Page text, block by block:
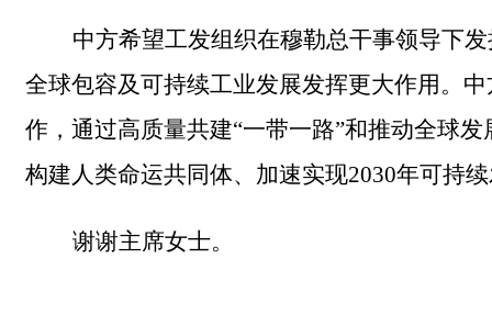
中方希望工发组织在穆勒总干事领导下
全球包容及可持续工业发展发挥更大作用。
作， 通过高质量共建“一带一路”和推动全球发
构建人类命运共同体、 加速实现2030年可持
谢谢主席女士。